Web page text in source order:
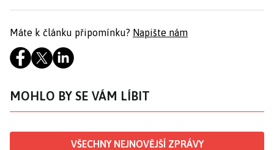
Máte k článku připomínku? Napište nám
MOHLO BY SE VÁM LÍBIT
VŠECHNY NEJNOVĚJŠÍ ZPRÁVY